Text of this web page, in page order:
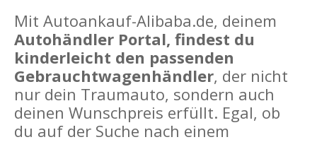
Mit Autoankauf-Alibaba.de, deinem
Autohändler Portal, findest du
kinderleicht den passenden
Gebrauchtwagenhändler, der nicht
nur dein Traumauto, sondern auch
deinen Wunschpreis erfüllt. Egal, ob
du auf der Suche nach einem